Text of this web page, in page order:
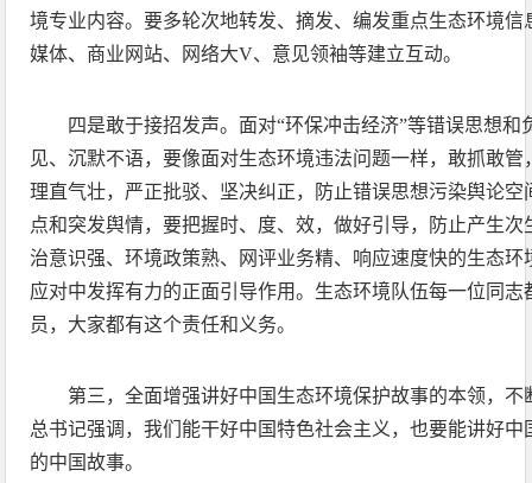
境专业内容。要多轮次地转发、摘发、编发重点生态环境
媒体、商业网站、网络大V、意见领袖等建立互动。
四是敢于接招发声。面对“环保冲击经济”等错误思想
见、沉默不语，要像面对生态环境违法问题一样，敢抓敢
理直气壮，严正批驳、坚决纠正，防止错误思想污染舆论
点和突发舆情，要把握时、度、效，做好引导，防止产生
治意识强、环境政策熟、网评业务精、响应速度快的生态
应对中发挥有力的正面引导作用。生态环境队伍每一位同
员，大家都有这个责任和义务。
第三，全面增强讲好中国生态环境保护故事的本领，
总书记强调，我们能干好中国特色社会主义，也要能讲好
的中国故事。